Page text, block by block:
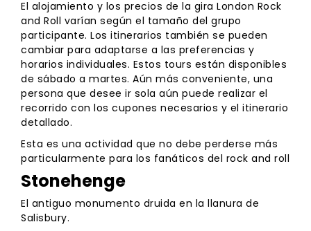
El alojamiento y los precios de la gira London Rock
and Roll varían según el tamaño del grupo
participante. Los itinerarios también se pueden
cambiar para adaptarse a las preferencias y
horarios individuales. Estos tours están disponibles
de sábado a martes. Aún más conveniente, una
persona que desee ir sola aún puede realizar el
recorrido con los cupones necesarios y el itinerario
detallado.
Esta es una actividad que no debe perderse más
particularmente para los fanáticos del rock and roll
Stonehenge
El antiguo monumento druida en la llanura de
Salisbury.